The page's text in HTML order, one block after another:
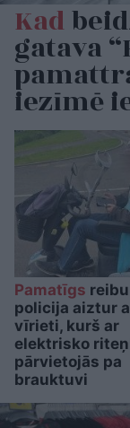
Kad
gatava
iezīmē
Pamatīgs
policija aiztur
vīrieti, kurš ar
elektrisko
pārvietojās pa
brauktuvi